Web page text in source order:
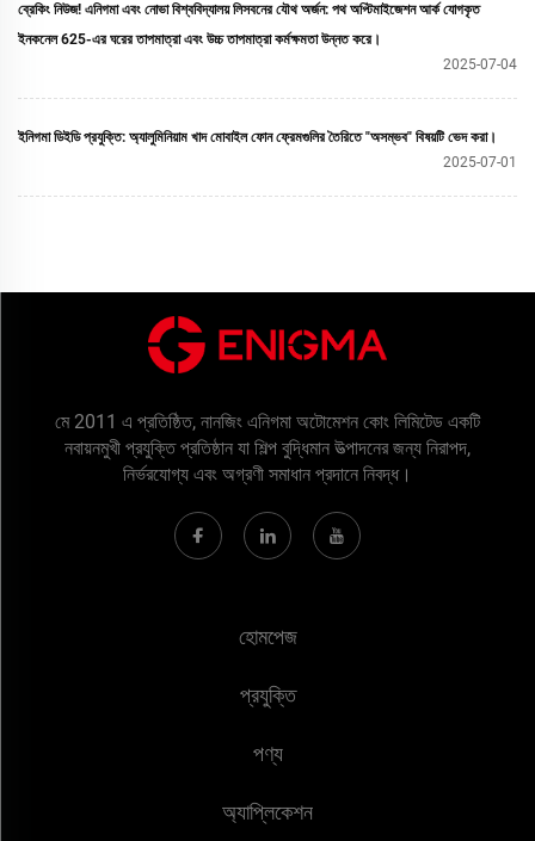
ব্রেকিং নিউজ! এনিগমা এবং নোভা বিশ্ববিদ্যালয় লিসবনের যৌথ অর্জন: পথ অপ্টিমাইজেশন আর্ক যোগকৃত
ইনকনেল 625-এর ঘরের তাপমাত্রা এবং উচ্চ তাপমাত্রা কর্মক্ষমতা উন্নত করে।
2025-07-04
ইনিগমা ডিইডি প্রযুক্তি: অ্যালুমিনিয়াম খাদ মোবাইল ফোন ফ্রেমগুলির তৈরিতে "অসম্ভব" বিষয়টি ভেদ করা।
2025-07-01
মে 2011 এ প্রতিষ্ঠিত, নানজিং এনিগমা অটোমেশন কোং লিমিটেড একটি
নবায়নমুখী প্রযুক্তি প্রতিষ্ঠান যা শিল্প বুদ্ধিমান উত্পাদনের জন্য নিরাপদ,
নির্ভরযোগ্য এবং অগ্রণী সমাধান প্রদানে নিবদ্ধ।
হোমপেজ
প্রযুক্তি
পণ্য
অ্যাপ্লিকেশন